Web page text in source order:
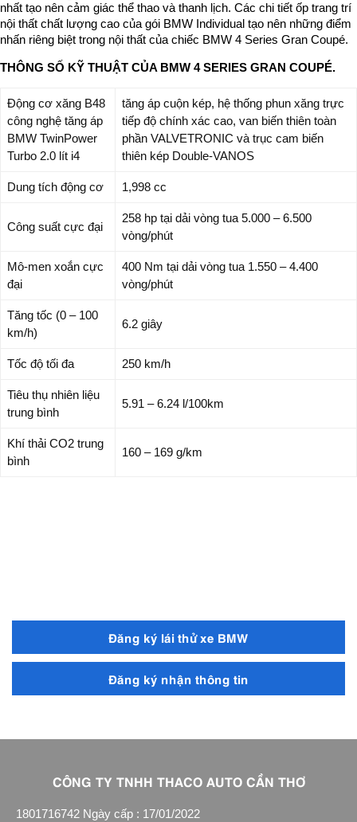
nhất tạo nên cảm giác thể thao và thanh lịch. Các chi tiết ốp trang trí
nội thất chất lượng cao của gói BMW Individual tạo nên những điểm
nhấn riêng biệt trong nội thất của chiếc BMW 4 Series Gran Coupé.
THÔNG SỐ KỸ THUẬT CỦA BMW 4 SERIES GRAN COUPÉ.
Động cơ xăng B48
công nghệ tăng áp
BMW TwinPower
Turbo 2.0 lít i4
tăng áp cuộn kép, hệ thống phun xăng trực
tiếp độ chính xác cao, van biến thiên toàn
phần VALVETRONIC và trục cam biến
thiên kép Double-VANOS
Dung tích động cơ 1,998 cc
Công suất cực đại
258 hp tại dải vòng tua 5.000 – 6.500
vòng/phút
Mô-men xoắn cực
đại
400 Nm tại dải vòng tua 1.550 – 4.400
vòng/phút
Tăng tốc (0 – 100
km/h)
6.2 giây
Tốc độ tối đa 250 km/h
Tiêu thụ nhiên liệu
trung bình
5.91 – 6.24 l/100km
Khí thải CO2 trung
bình
160 – 169 g/km
Đăng ký lái thử xe BMW
Đăng ký nhận thông tin
CÔNG TY TNHH THACO AUTO CẦN THƠ
1801716742 Ngày cấp : 17/01/2022